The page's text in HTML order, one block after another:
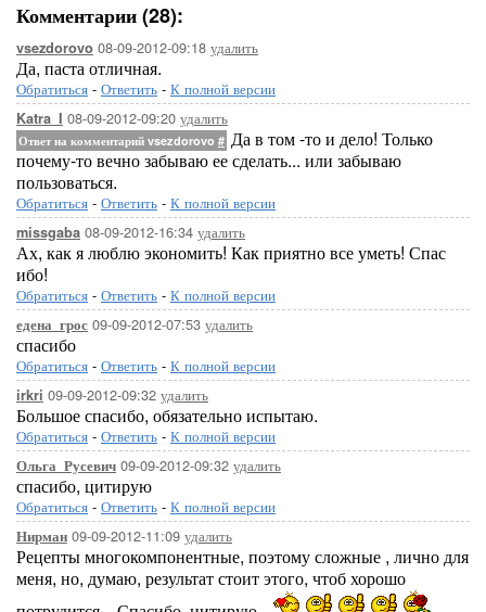
Комментарии (28):
vsezdorovo 08-09-2012-09:18 удалить
Да, паста отличная.
Обратиться - Ответить - К полной версии
Katra_I 08-09-2012-09:20 удалить
Ответ на комментарий vsezdorovo # Да в том -то и дело! Только
почему-то вечно забываю ее сделать... или забываю
пользоваться.
Обратиться - Ответить - К полной версии
missgaba 08-09-2012-16:34 удалить
Ах, как я люблю экономить! Как приятно все уметь! Спас
ибо!
Обратиться - Ответить - К полной версии
едена_грос 09-09-2012-07:53 удалить
спасибо
Обратиться - Ответить - К полной версии
irkri 09-09-2012-09:32 удалить
Большое спасибо, обязательно испытаю.
Обратиться - Ответить - К полной версии
Ольга_Русевич 09-09-2012-09:32 удалить
спасибо, цитирую
Обратиться - Ответить - К полной версии
Нирман 09-09-2012-11:09 удалить
Рецепты многокомпонентные, поэтому сложные , лично для
меня, но, думаю, результат стоит этого, чтоб хорошо